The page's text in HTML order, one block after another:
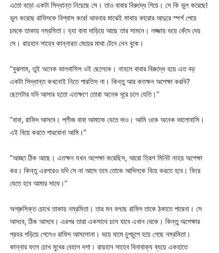
এতো বড়ো একটা সিদ্ধান্ত নিয়েছে সে। তাও বাবার বিরুদ্ধে গিয়ে। সে কি ভুল করেছে!
ভুল করেছে রাফিদকে বিশ্বাস করে! ভাবনার মাঝেই মাথায় কারোর আদুরে স্পর্শ পেয়ে
চমকে তাকায় নম্রমিতা। হ্যা বাবা দাড়িয়ে আছে তার সামনে। লজ্জায় ভয়ে কেঁদে দেয়
সে। রায়হান সাহেব কান্নারত মেয়ের মাথা টেনে নেন বুকে।
“বুঝলাম, তুই অনেক ভালবাসিস ওই ছেলেকে। নাহলে বাবার বিরুদ্ধে হয়ে এত বড়
একটা সিদ্ধান্ত কখনোই নিতে পারতিস না। কিন্তু আর কতক্ষন অপেক্ষা করবি?
ছেলেটার যদি আসার হতো এতক্ষণে তোরা অনেক দূরে চলে যেতি।”
“বাবা, রাফিদ আসবে। প্লীজ বাবা আমাকে যেতে দাও। আমি ওকে অনেক ভালোবাসি।
এই বিয়ে করতে পারবোনা আমি।”
“আচ্ছা ঠিক আছে। এতক্ষন যখন অপেক্ষা করেছিস, আরো ত্রিশ মিনিট নাহয় অপেক্ষা
কর। কিন্তু এরপরেও যদি সে না আসে তবে তোকে আদিলকে বিয়ে করতে হবে। ফিরে
যেতে হবে আমার সাথে।”
অশ্রুসিক্ত চোখে তাকায় নম্রমিতা। তার মন বলছে রাফিদ তাকে ঠকাতে পারেনা। সে
আসবে, ঠিক আসবে। এরপর তারা একসাথে চলে যাবে এখান থেকে। কিন্তু অপেক্ষার
প্রহর গড়িয়ে গেলেও রাফিদ আসলোনা। ভয়ে ঘামে চুপচুপে হয়ে গেছে নম্রমিতা।
কান্নার ফলে চোখ মুখের বেহাল দশা। রায়হান সাহেব বিনাবাক্য ব্যয়ে একহাতে